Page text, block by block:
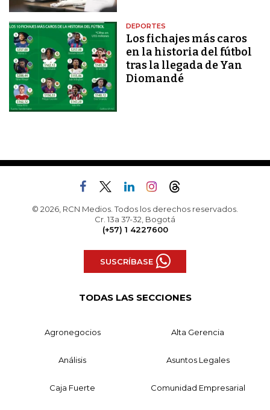
DEPORTES
Los fichajes más caros
en la historia del fútbol
tras la llegada de Yan
Diomandé
© 2026, RCN Medios. Todos los derechos reservados.
Cr. 13a 37-32, Bogotá
(+57) 1 4227600
SUSCRÍBASE
TODAS LAS SECCIONES
Agronegocios Alta Gerencia
Análisis Asuntos Legales
Caja Fuerte Comunidad Empresarial